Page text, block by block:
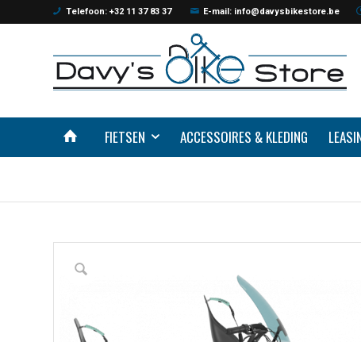
Telefoon: +32 11 37 83 37 E-mail: info@davysbikestore.be
FIETSEN ACCESSOIRES & KLEDING